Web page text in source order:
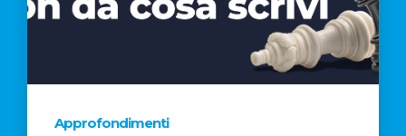
AL
CINEMA
NELLA
CAMPAGNA
Approfondimenti